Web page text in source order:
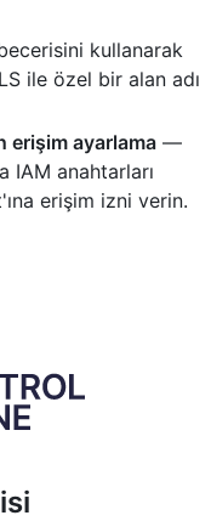
kullanarak
ile özel bir alan adı
erişim ayarlama —
IAM anahtarları
erişim izni verin.